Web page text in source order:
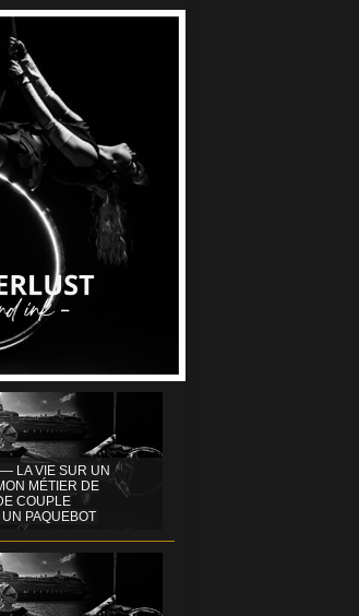
LA VIE SUR UN
MÉTIER DE
COUPLE
PAQUEBOT